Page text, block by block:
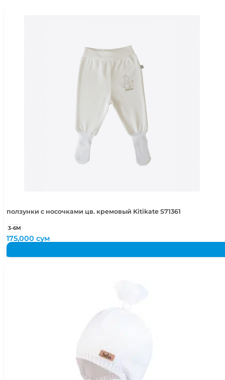
104-110 см
ползунки с носочками цв. кремовый Kitikate S71361
3-6М
175,000сум